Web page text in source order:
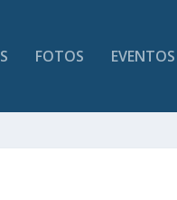
FOTOS EVENTOS